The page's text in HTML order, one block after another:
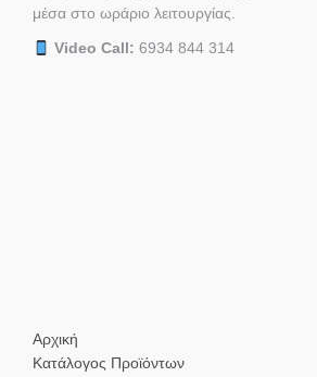
μέσα στο ωράριο λειτουργίας.
Video Call: 6934 844 314
Αρχική
Κατάλογος Προϊόντων